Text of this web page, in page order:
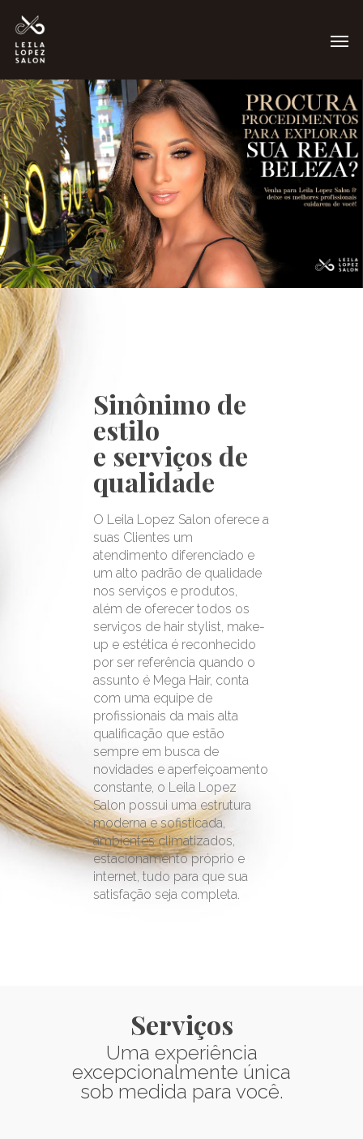
Sinônimo de
estilo
e serviços de
qualidade
O Leila Lopez Salon oferece a
suas Clientes um
atendimento diferenciado e
um alto padrão de qualidade
nos serviços e produtos,
além de oferecer todos os
serviços de hair stylist, make-
up e estética é reconhecido
por ser referência quando o
assunto é Mega Hair, conta
com uma equipe de
profissionais da mais alta
qualificação que estão
sempre em busca de
novidades e aperfeiçoamento
constante, o Leila Lopez
Salon possui uma estrutura
moderna e sofisticada,
ambientes climatizados,
estacionamento próprio e
internet, tudo para que sua
satisfação seja completa.
Serviços
Uma experiência
excepcionalmente única
sob medida para você.